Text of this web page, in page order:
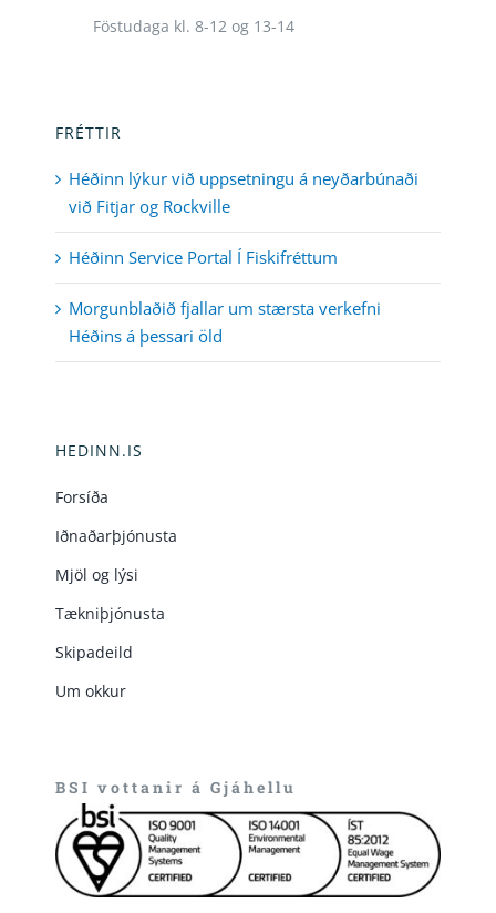
Föstudaga kl. 8-12 og 13-14
FRÉTTIR
Héðinn lýkur við uppsetningu á neyðarbúnaði
við Fitjar og Rockville
Héðinn Service Portal Í Fiskifréttum
Morgunblaðið fjallar um stærsta verkefni
Héðins á þessari öld
HEDINN.IS
Forsíða
Iðnaðarþjónusta
Mjöl og lýsi
Tækniþjónusta
Skipadeild
Um okkur
BSI vottanir á Gjáhellu